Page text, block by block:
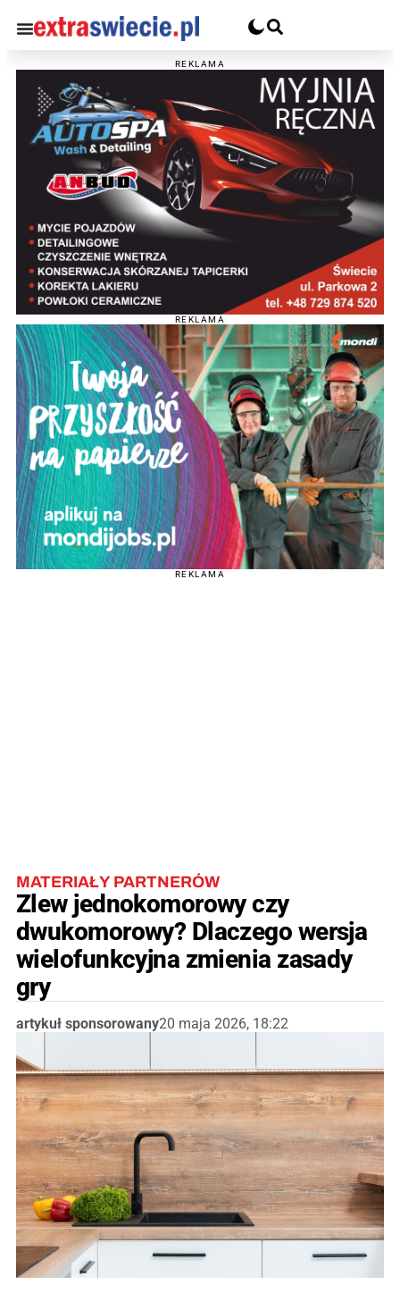
REKLAMA
REKLAMA
REKLAMA
MATERIAŁY PARTNERÓW
Zlew jednokomorowy czy
dwukomorowy? Dlaczego wersja
wielofunkcyjna zmienia zasady
gry
artykuł sponsorowany20 maja 2026, 18:22